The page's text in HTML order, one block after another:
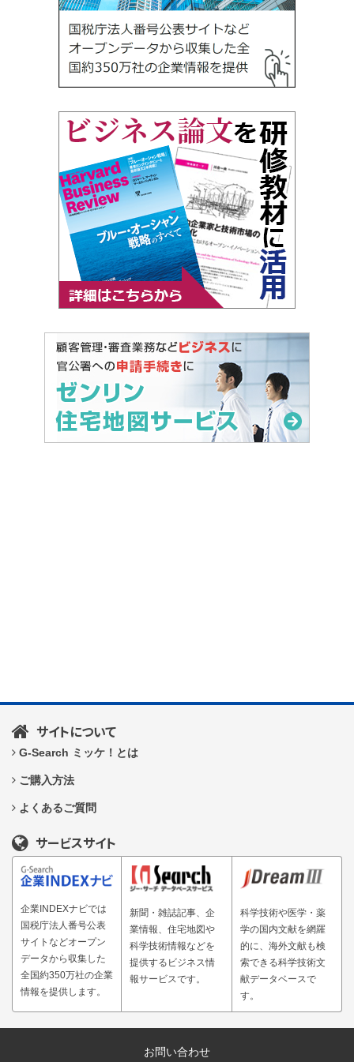
サイトについて
G-Search ミッケ！とは
ご購入方法
よくあるご質問
サービスサイト
企業INDEXナビでは
国税庁法人番号公表
サイトなどオープン
データから収集した
全国約350万社の企業
情報を提供します。
新聞・雑誌記事、企
業情報、住宅地図や
科学技術情報などを
提供するビジネス情
報サービスです。
科学技術や医学・薬
学の国内文献を網羅
的に、海外文献も検
索できる科学技術文
献データベースで
す。
お問い合わせ